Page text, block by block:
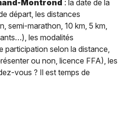
Montrond : la date de la
départ, les distances
semi-marathon, 10 km, 5 km,
les modalités
participation selon la distance,
ou non, licence FFA), les
vous ? Il est temps de